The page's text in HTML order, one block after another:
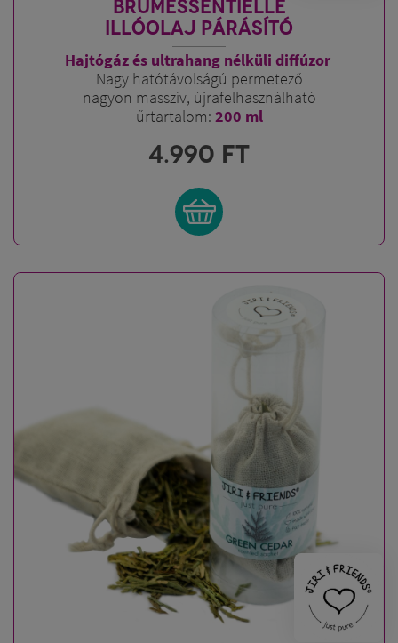
BRUMESSENTIELLE
ILLÓOLAJ PÁRÁSÍTÓ
Hajtógáz és ultrahang nélküli diffúzor
Nagy hatótávolságú permetező
nagyon masszív, újrafelhasználható
űrtartalom: 200 ml
4.990 FT